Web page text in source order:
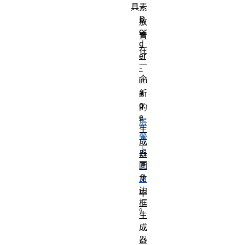
素
放
置
在
一
个
新
的
层
叠
上
下
文
中
。
具
B
or
d
er
-
im
a
g
e
生
成
器
圆
角
边
框
生
成
器